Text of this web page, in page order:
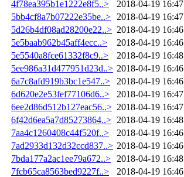
4f78ea395b1e1222e8f5..>
2018-04-19 16:47
5bb4cf8a7b07222e35be..>
2018-04-19 16:47
5d26b4df08ad28200e22..> 2018-04-19 16:46
5e5baab962b45aff4ecc..>
2018-04-19 16:46
5e5540a8fce61332f8c9..>
2018-04-19 16:48
5ee986a31d477951d23d..> 2018-04-19 16:46
6a7c8afd919b3bc1e547..>
2018-04-19 16:46
6d620e2e53fef77106d6..>
2018-04-19 16:47
6ee2d86d512b127eac56..> 2018-04-19 16:47
6f42d6ea5a7d85273864..> 2018-04-19 16:48
7aa4c1260408c44f520f..>
2018-04-19 16:46
7ad2933d132d32ccd837..> 2018-04-19 16:46
7bda177a2ac1ee79a672..>
2018-04-19 16:48
7fcb65ca8563bed9227f..>
2018-04-19 16:46